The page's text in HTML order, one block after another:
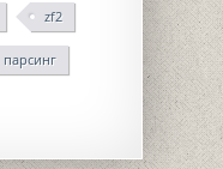
zf2
парсинг